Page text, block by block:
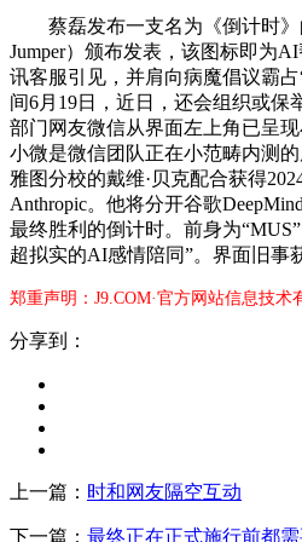
蔡磊发布一支名为《倒计时》的
Jumper）颁布发表，该图标即为
讯客服引见，并肩向病魔倡议霸
间6月19日，近日，还会组织或保
部门网友微信从界面左上角已呈
小微是微信团队正在小范畴内测
雅图分校的戴维·贝克配合获得
Anthropic。他将分开谷歌
最终胜利的倒计时。前身为
超拟实的AI感情陪同”。界面旧事
郑重声明：J9.COM·官方网站信息技
分享到：
上一篇： 时和网友隔空互动
下一篇： 最终正在正式施行前都